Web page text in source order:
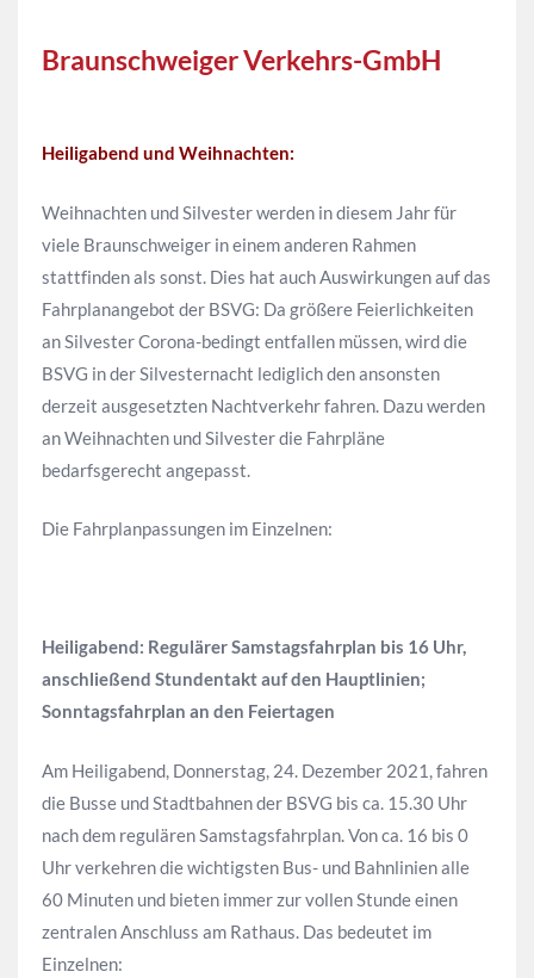
Braunschweiger Verkehrs-GmbH
Heiligabend und Weihnachten:
Weihnachten und Silvester werden in diesem Jahr für
viele Braunschweiger in einem anderen Rahmen
stattfinden als sonst. Dies hat auch Auswirkungen auf das
Fahrplanangebot der BSVG: Da größere Feierlichkeiten
an Silvester Corona-bedingt entfallen müssen, wird die
BSVG in der Silvesternacht lediglich den ansonsten
derzeit ausgesetzten Nachtverkehr fahren. Dazu werden
an Weihnachten und Silvester die Fahrpläne
bedarfsgerecht angepasst.
Die Fahrplanpassungen im Einzelnen:
Heiligabend: Regulärer Samstagsfahrplan bis 16 Uhr,
anschließend Stundentakt auf den Hauptlinien;
Sonntagsfahrplan an den Feiertagen
Am Heiligabend, Donnerstag, 24. Dezember 2021, fahren
die Busse und Stadtbahnen der BSVG bis ca. 15.30 Uhr
nach dem regulären Samstagsfahrplan. Von ca. 16 bis 0
Uhr verkehren die wichtigsten Bus- und Bahnlinien alle
60 Minuten und bieten immer zur vollen Stunde einen
zentralen Anschluss am Rathaus. Das bedeutet im
Einzelnen: